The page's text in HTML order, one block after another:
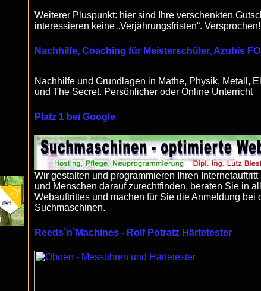
Weiterer Pluspunkt: hier sind Ihre verschenkten
interessieren keine „Verjährungsfristen“. Versprochen!
Nachhilfe, Coaching für Meisterschüler, Azubis
Nachhilfe und Grundlagen in Mathe, Physik, Metall,
und The Secret. Persönlicher oder Online Unterricht
Platz 1 bei Google
Wir gestalten und programmieren Ihren
und Menschen darauf zurechtfinden, beraten Sie in
Webauftrittes und machen für Sie die Anmeldung bei
Suchmaschinen.
Reeds`n`Machines - Rolf Potratz Härtetester